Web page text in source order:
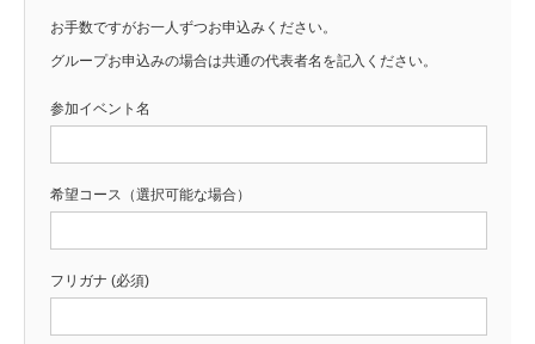
お手数ですがお一人ずつお申込みください。
グループお申込みの場合は共通の代表者名を記入ください。
参加イベント名
希望コース（選択可能な場合）
フリガナ (必須)